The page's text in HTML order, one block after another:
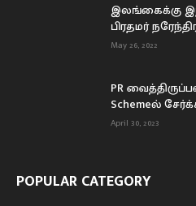
இலங்கைக்கு
பிரதமர்
May 26, 2022
PR
Schemeல்
April 30, 2023
POPULAR CATEGORY